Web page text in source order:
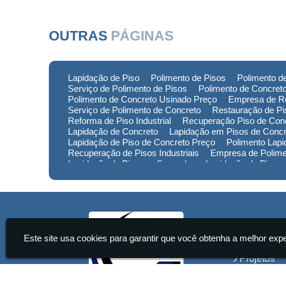
OUTRAS PÁGINAS
Lapidação de Piso Polimento de Pisos Polimento
Serviço de Polimento de Pisos
Polimento de
Polimento de Concreto Usinado Preço
Empresa de
Serviço de Polimento de Concreto
Restauração de
Reforma de Piso Industrial
Recuperação Piso de
Lapidação de Concreto
Lapidação em Pisos de
Lapidação de Piso de Concreto Preço
Polimento
Recuperação de Pisos Industriais
Empresa de
Lapidação de Piso em Sorocaba
Lapidação de Piso
Home
Projetos
Este site usa cookies para garantir que você obtenha a melhor